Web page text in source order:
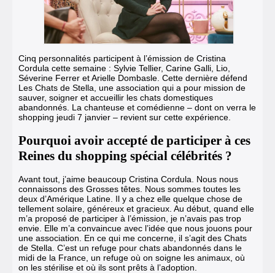
Cinq personnalités participent à l’émission de Cristina
Cordula cette semaine : Sylvie Tellier, Carine Galli, Lio,
Séverine Ferrer et Arielle Dombasle. Cette dernière défend
Les Chats de Stella, une association qui a pour mission de
sauver, soigner et accueillir les chats domestiques
abandonnés. La chanteuse et comédienne – dont on verra le
shopping jeudi 7 janvier – revient sur cette expérience.
Pourquoi avoir accepté de participer à ces
Reines du shopping spécial célébrités ?
Avant tout, j’aime beaucoup Cristina Cordula. Nous nous
connaissons des Grosses têtes. Nous sommes toutes les
deux d’Amérique Latine. Il y a chez elle quelque chose de
tellement solaire, généreux et gracieux. Au début, quand elle
m’a proposé de participer à l’émission, je n’avais pas trop
envie. Elle m’a convaincue avec l’idée que nous jouons pour
une association. En ce qui me concerne, il s’agit des Chats
de Stella. C’est un refuge pour chats abandonnés dans le
midi de la France, un refuge où on soigne les animaux, où
on les stérilise et où ils sont prêts à l’adoption.